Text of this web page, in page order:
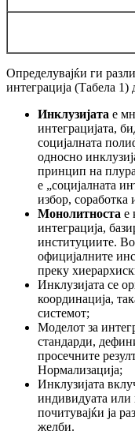
Определувајќи ги
интеграција (Табела 1)
Инклузијата е
интеграцијата,
социјалната
односно
принцип на
е „социјалната
избор,
Монолитноста е
интеграција,
институциите. Во
официјалните
преку
Инклузијата се
координација,
системот;
Моделот за
стандарди,
просечните
Нормализација;
Инклузијата
индивидуата или
почитувајќи ја
желби.